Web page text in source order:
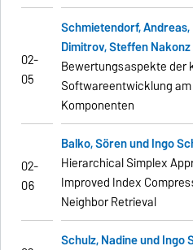
02-
05
Schmietendorf,
Dimitrov, Steffen Nakonz
Bewertungsaspekte der
Softwareentwicklung
Komponenten
02-
06
Balko, Sören und Ingo
Hierarchical Simplex
Improved Index
Neighbor Retrieval
Schulz, Nadine und Ingo